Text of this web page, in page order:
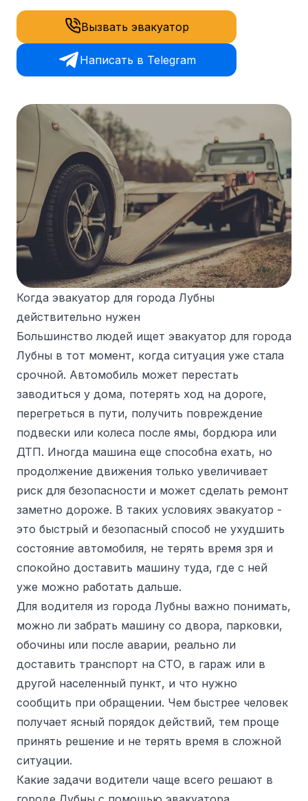
Вызвать эвакуатор
Написать в Telegram
Когда эвакуатор для города Лубны
действительно нужен
Большинство людей ищет эвакуатор для города
Лубны в тот момент, когда ситуация уже стала
срочной. Автомобиль может перестать
заводиться у дома, потерять ход на дороге,
перегреться в пути, получить повреждение
подвески или колеса после ямы, бордюра или
ДТП. Иногда машина еще способна ехать, но
продолжение движения только увеличивает
риск для безопасности и может сделать ремонт
заметно дороже. В таких условиях эвакуатор -
это быстрый и безопасный способ не ухудшить
состояние автомобиля, не терять время зря и
спокойно доставить машину туда, где с ней
уже можно работать дальше.
Для водителя из города Лубны важно понимать,
можно ли забрать машину со двора, парковки,
обочины или после аварии, реально ли
доставить транспорт на СТО, в гараж или в
другой населенный пункт, и что нужно
сообщить при обращении. Чем быстрее человек
получает ясный порядок действий, тем проще
принять решение и не терять время в сложной
ситуации.
Какие задачи водители чаще всего решают в